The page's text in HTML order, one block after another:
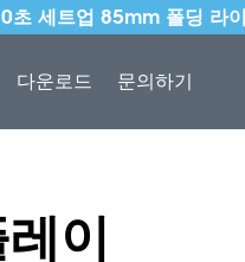
초 세트업 85mm 폴딩 라
다운로드 문의하기
이